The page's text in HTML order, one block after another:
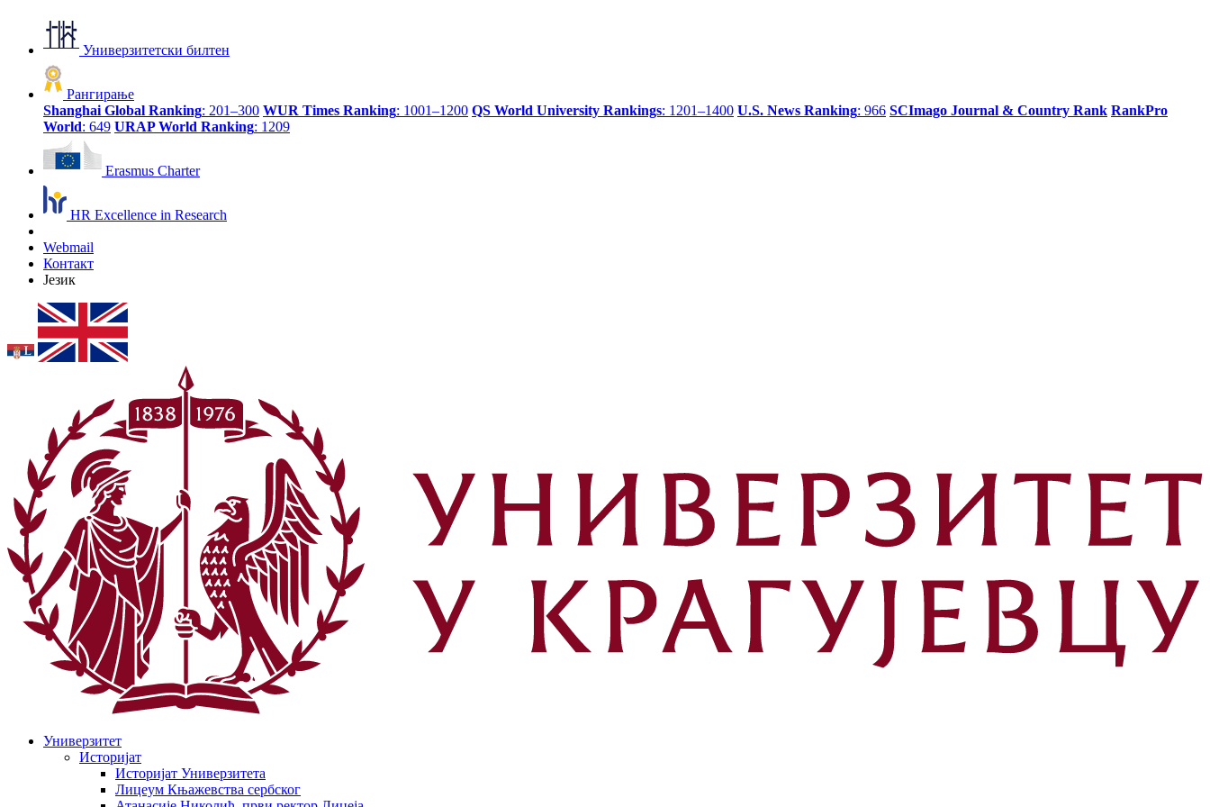
Универзитетски билтен
Рангирање
Shanghai Global Ranking: 201–300 WUR Times Ranking: 1001–1200 QS World University Rankings: 1201–1400 U.S. News Ranking: 966 SCImago Journal & Country Rank RankPro
World: 649 URAP World Ranking: 1209
Erasmus Charter
HR Excellence in Research
Webmail
Контакт
Језик
Универзитет
Историјат
Историјат Универзитета
Лицеум Књажевства сербског